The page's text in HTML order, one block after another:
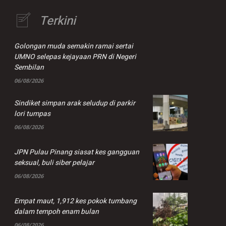
Terkini
Golongan muda semakin ramai sertai
UMNO selepas kejayaan PRN di Negeri
Sembilan
06/08/2026
Sindiket simpan arak seludup di parkir
lori tumpas
06/08/2026
JPN Pulau Pinang siasat kes gangguan
seksual, buli siber pelajar
06/08/2026
Empat maut, 1,912 kes pokok tumbang
dalam tempoh enam bulan